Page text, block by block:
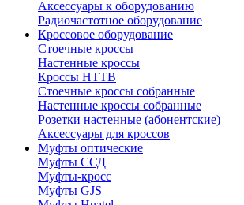
Аксессуары к оборудованию
Радиочастотное оборудование
Кроссовое оборудование
Стоечные кроссы
Настенные кроссы
Кроссы HTTB
Стоечные кроссы собранные
Настенные кроссы собранные
Розетки настенные (абонентские)
Аксессуары для кроссов
Муфты оптические
Муфты ССД
Муфты-кросс
Муфты GJS